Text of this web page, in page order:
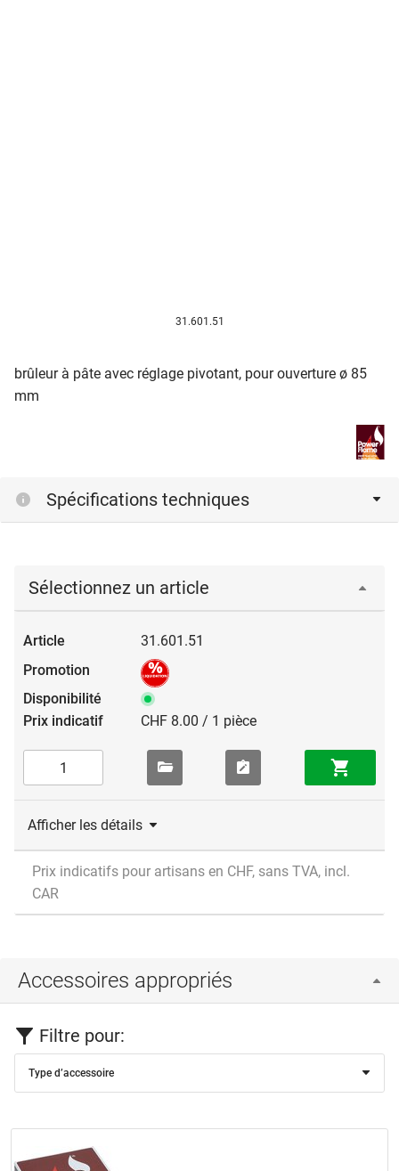
31.601.51
brûleur à pâte avec réglage pivotant, pour ouverture ø 85
mm
Spécifications techniques
Sélectionnez un article
31.601.51
CHF 8.00 / 1 pièce
Afficher les détails
Prix indicatifs pour artisans en CHF, sans TVA, incl.
CAR
Accessoires appropriés
Filtre pour:
Type d’accessoire